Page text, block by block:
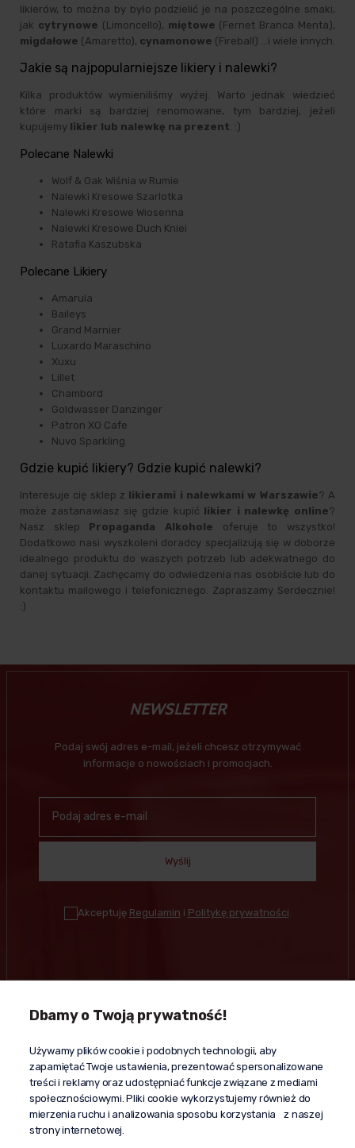
likierów, to można by było podzielić je na poszczególne smaki,
jak cytrynowe (Limoncello), miętowe (Fernet Branca Menta),
migdałowe (Amaretto), cynamonowe (Fireball) …i wiele innych.
Jakie są najpopularniejsze likiery i nalewki?
Kilka produktów wymieniliśmy wyżej. Warto jednak wiedzieć
które marki są bardziej renomowane, tym bardziej, jeżeli
kupujemy likier lub nalewkę na prezent . :)
Polecane Nalewki
Wolf & Oak Wiśnia w Rumie
Nalewki Kresowe Szarlotka
Nalewki Kresowe Wiosenna
Nalewki Kresowe Duch Kniei
Ratafia Kaszubska
Polecane Likiery
Amarula
Baileys
Grand Marnier
Luxardo Maraschino
Xuxu
Lillet
Chambord
Goldwasser Danzinger
Patron XO Cafe
Nuvo Sparkling
Gdzie kupić likiery? Gdzie kupić nalewki?
Interesuje cię sklep z likierami i nalewkami w Warszawie? A
może zastanawiasz się gdzie kupić likier i nalewkę online?
Nasz sklep Propaganda Alkohole oferuje to wszystko!
Dodatkowo nasi wyszkoleni doradcy specjalizują się w doborze
idealnego produktu do waszych potrzeb lub adekwatnego do
danej sytuacji. Zachęcamy do odwiedzenia nas osobiście lub do
kontaktu mailowego i telefonicznego. Zapraszamy Serdecznie!
:)
NEWSLETTER
Podaj swój adres e-mail, jeżeli chcesz otrzymywać
informacje o nowościach i promocjach.
Wyślij
Akceptuję Regulamin i Politykę prywatności
Kontakt
+48 603 610 870
kontakt@propaganda24h.pl
“Propaganda"
al. Komisji Edukacji Narodowej 51/U5
02-797 Warszawa
Dbamy o Twoją prywatność!
Używamy plików cookie i podobnych technologii, aby
zapamiętać Twoje ustawienia, prezentować spersonalizowane
treści i reklamy oraz udostępniać funkcje związane z mediami
społecznościowymi. Pliki cookie wykorzystujemy również do
mierzenia ruchu i analizowania sposobu korzystania z naszej
strony internetowej.